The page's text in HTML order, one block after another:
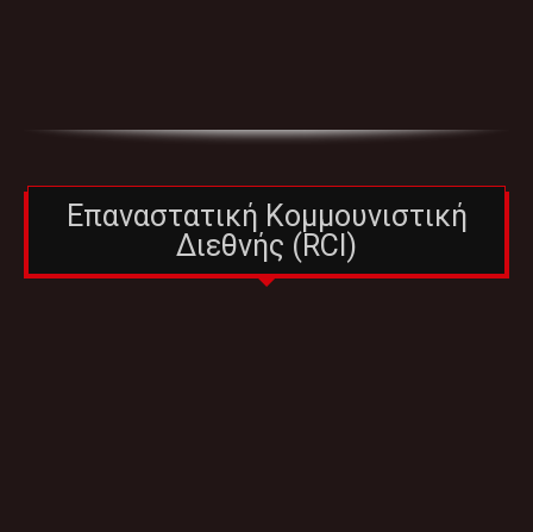
Επαναστατική Κομμουνιστική
Διεθνής (RCI)